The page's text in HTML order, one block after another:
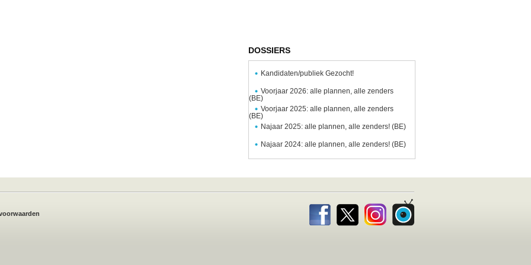
DOSSIERS
Kandidaten/publiek Gezocht!
Voorjaar 2026: alle plannen, alle zenders
(BE)
Voorjaar 2025: alle plannen, alle zenders
(BE)
Najaar 2025: alle plannen, alle zenders! (BE)
Najaar 2024: alle plannen, alle zenders! (BE)